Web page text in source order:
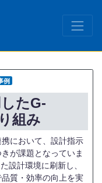
例
たG-
組み
において、設計指示
が課題となっていま
設計環境に刷新し、
質・効率の向上を実